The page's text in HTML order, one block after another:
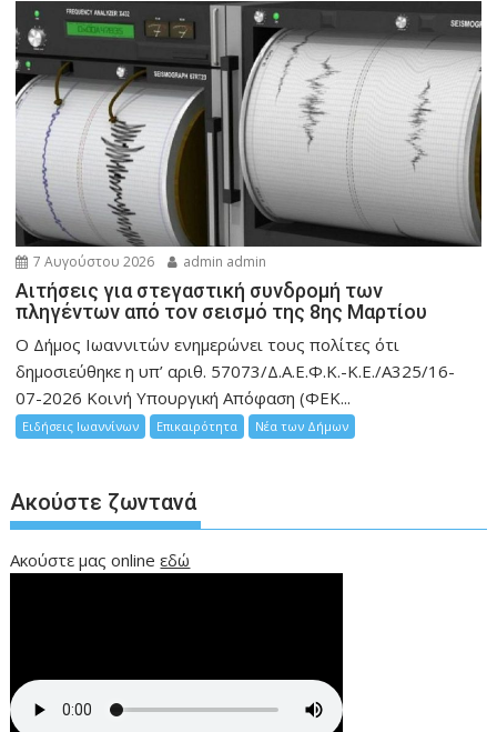
7 Αυγούστου 2026 admin admin
Αιτήσεις για στεγαστική συνδρομή των
πληγέντων από τον σεισμό της 8ης Μαρτίου
Ο Δήμος Ιωαννιτών ενημερώνει τους πολίτες ότι
δημοσιεύθηκε η υπ’ αριθ. 57073/Δ.Α.Ε.Φ.Κ.-Κ.Ε./Α325/16-
07-2026 Κοινή Υπουργική Απόφαση (ΦΕΚ...
Ειδήσεις Ιωαννίνων Επικαιρότητα Νέα των Δήμων
Ακούστε ζωντανά
Ακούστε μας onlineεδώ